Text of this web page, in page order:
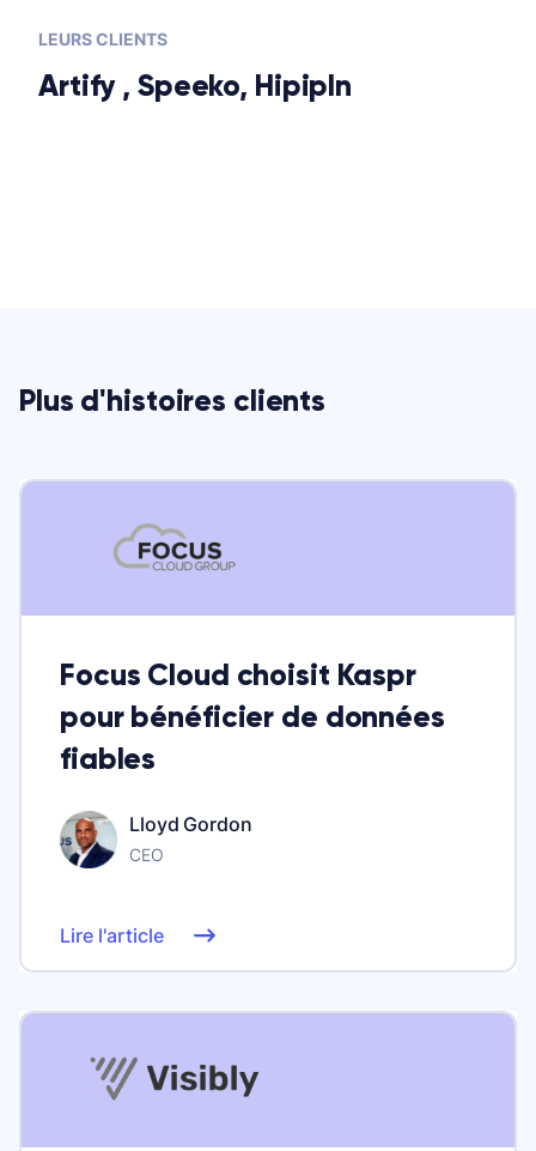
LEURS CLIENTS
Artify , Speeko, HipipIn
Plus d'histoires clients
Focus Cloud choisit Kaspr
pour bénéficier de données
fiables
Lloyd Gordon
CEO
Lire l'article